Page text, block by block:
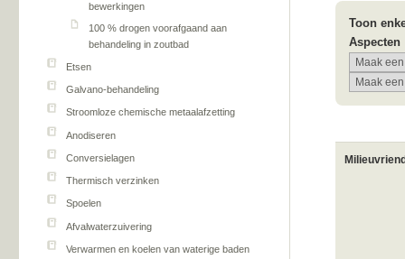
bewerkingen
100 % drogen voorafgaand aan
behandeling in zoutbad
Etsen
Galvano-behandeling
Stroomloze chemische metaalafzetting
Anodiseren
Conversielagen
Thermisch verzinken
Spoelen
Afvalwaterzuivering
Verwarmen en koelen van waterige baden
Toon
Aspecten